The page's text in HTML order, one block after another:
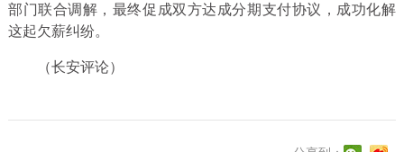
部门联合调解，最终促成双方达成分期支付协议，成功化解
这起欠薪纠纷。
（长安评论）